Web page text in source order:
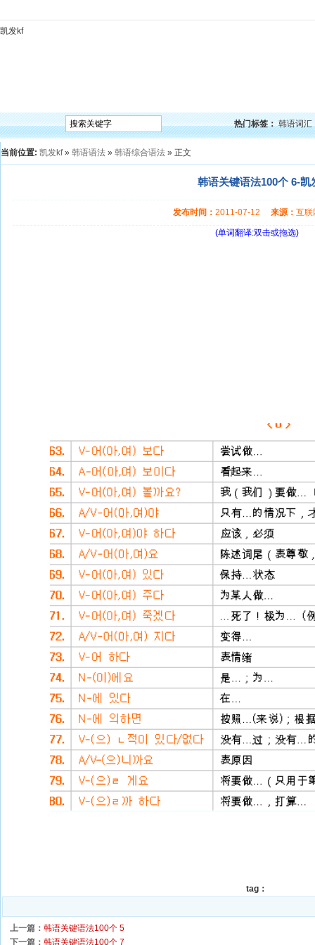
凯发kf
热门标签： 韩语词汇
当前位置: 凯发kf» 韩语语法 » 韩语综合语法 » 正文
韩语关键语法100个 6-凯
发布时间： 2011-07-12 来源： 互
(单词翻译:双击或拖选)
tag：
上一篇： 韩语关键语法100个 5
下一篇： 韩语关键语法100个 7